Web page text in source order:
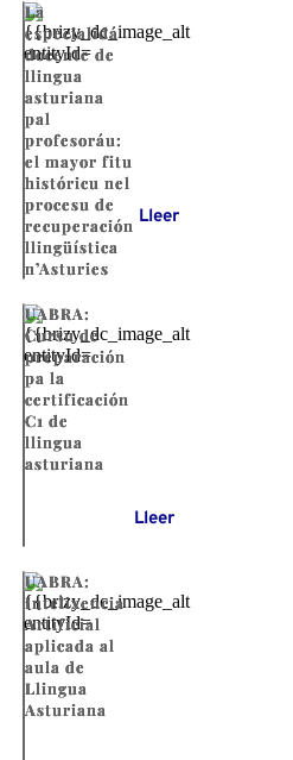
La
especialidá
docente de
llingua
asturiana
pal
profesoráu:
el mayor fitu
históricu nel
procesu de
recuperación
llingüística
n’Asturies
Lleer
UABRA:
Cursu de
preparación
pa la
certificación
C1 de
llingua
asturiana
Lleer
UABRA:
Intelixencia
Artificial
aplicada al
aula de
Llingua
Asturiana